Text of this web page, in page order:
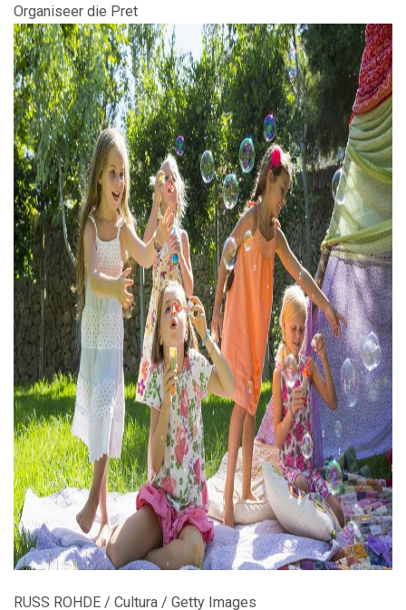
Organiseer die Pret
ad
RUSS ROHDE / Cultura / Getty Images